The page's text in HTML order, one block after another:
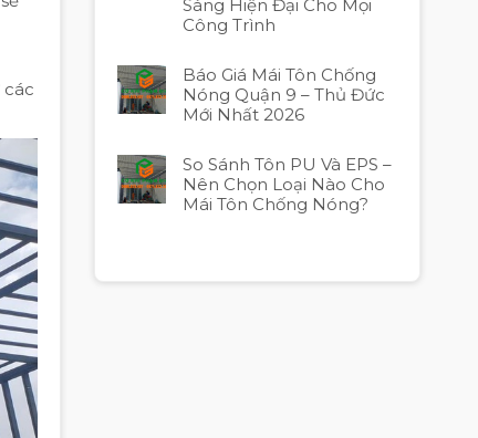
các
Sáng Hiện Đại Cho Mọi
Công Trình
Báo Giá Mái Tôn Chống
Nóng Quận 9 – Thủ Đức
Mới Nhất 2026
So Sánh Tôn PU Và EPS –
Nên Chọn Loại Nào Cho
Mái Tôn Chống Nóng?